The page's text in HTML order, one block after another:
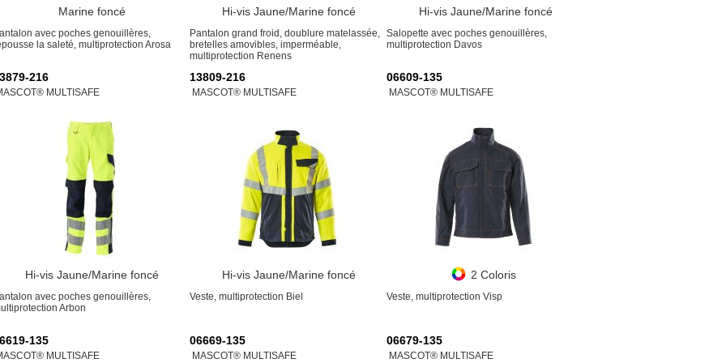
Marine foncé
avec poches genouillères,
la saleté, multiprotection Arosa
Hi-vis Jaune/Marine foncé
Pantalon grand froid, doublure matelassée,
bretelles amovibles, imperméable,
multiprotection Renens
Hi-vis Jaune/Marine foncé
Salopette avec poches genouillères,
multiprotection Davos
216
MULTISAFE
Hi-vis Jaune/Marine foncé
avec poches genouillères,
Arbon
13809-216
MASCOT® MULTISAFE
Hi-vis Jaune/Marine foncé
Veste, multiprotection Biel
06609-135
MASCOT® MULTISAFE
2 Coloris
Veste, multiprotection Visp
135
MULTISAFE
06669-135
MASCOT® MULTISAFE
06679-135
MASCOT® MULTISAFE